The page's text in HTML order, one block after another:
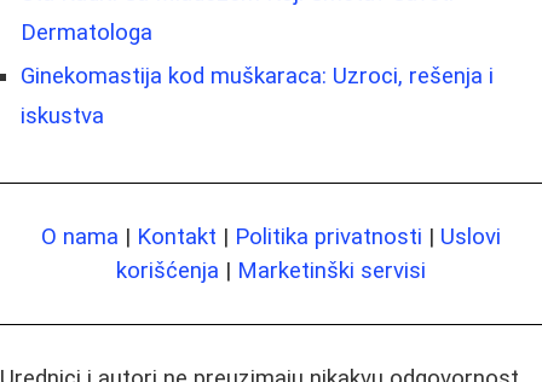
Dermatologa
Ginekomastija kod muškaraca: Uzroci, rešenja i
iskustva
O nama | Kontakt | Politika privatnosti | Uslovi
korišćenja | Marketinški servisi